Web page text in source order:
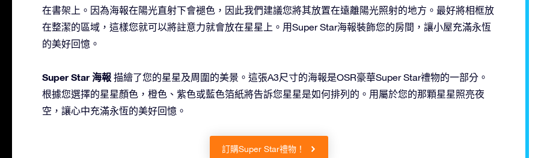
在書架上。因為海報在陽光直射下會褪色，因此我們建議您將其放置在遠離陽光照射的地方。最好將相框放
在整潔的區域，這樣您就可以將註意力就會放在星星上。用Super Star海報裝飾您的房間，讓小屋充滿永恆
的美好回憶。
Super Star 海報 描繪了您的星星及周圍的美景。這張A3尺寸的海報是OSR豪華Super Star禮物的一部分。
根據您選擇的星星顏色，橙色、紫色或藍色箔紙將告訴您星星是如何排列的。用屬於您的那顆星星照亮夜
空，讓心中充滿永恆的美好回憶。
訂購Super Star禮物！